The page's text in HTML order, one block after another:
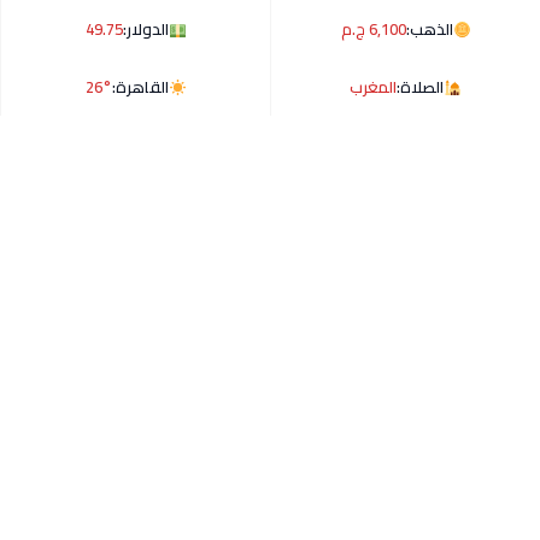
الذهب:6,100 ج.م الدولار:49.75
الصلاة:المغرب القاهرة:26°